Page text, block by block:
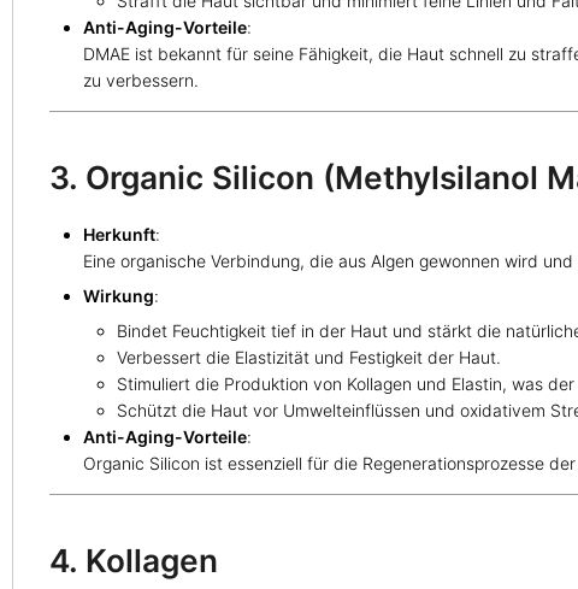
Anti-Aging-Vorteile:
DMAE ist bekannt für seine Fähigkeit, die Haut schnell zu
zu verbessern.
3. Organic Silicon (Methylsilanol
Herkunft:
Eine organische Verbindung, die aus Algen gewonnen wird
Wirkung:
Bindet Feuchtigkeit tief in der Haut und stärkt die
Verbessert die Elastizität und Festigkeit der Haut.
Stimuliert die Produktion von Kollagen und Elastin, was
Schützt die Haut vor Umwelteinflüssen und oxidativem
Anti-Aging-Vorteile:
Organic Silicon ist essenziell für die Regenerationsprozesse
4. Kollagen